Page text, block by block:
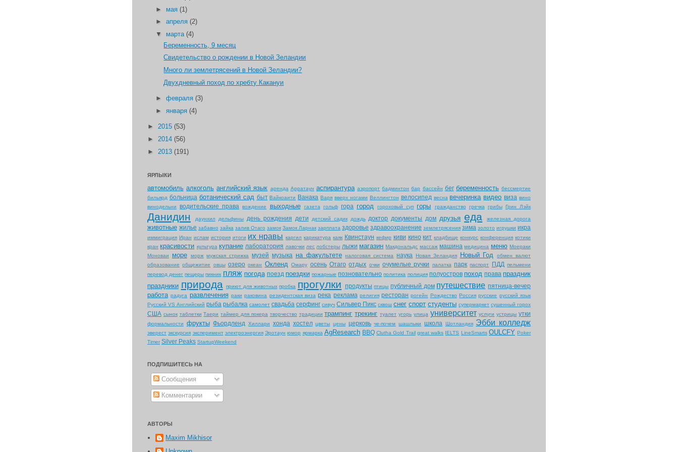
► мая (1)
► апреля (2)
▼ марта (4)
Беременность, 9 месяц
Свидетельство о рождении в Новой Зеландии
Много ли землетрясений в Новой Зеландии?
Двухдневный поход по хребту Какануи
► февраля (3)
► января (4)
► 2015 (53)
► 2014 (56)
► 2013 (191)
ЯРЛЫКИ
автомобиль алкоголь английский язык аренда Арратаун аспирантура аэропорт бадминтон бар бассейн бег беременность бессмертие
бильярд больница ботанический сад быт Вайкоаити Ванака Варя вверх ногами Веллингтон велосипед весна вечеринка видео виза вино
винодельни
водительские права вождение выходные газета гольф гора город гороховый суп горы гражданство гречка грибы Грин Лэйк
Данидин даунхил дельфины день рождения дети детский садик дождь доктор документы дом друзья еда железная дорога
животные жилье забавно зайка залив Отаго замок Замок Ларнак зарплата здоровье здравоохранение землетрясения зима золото игрушки икра
иммиграция Иран ислам история итоги их нравы каргил карикатура каяк Квинстаун кефир киви кино кит кладбище конкурс конференция котики
кран красивости культура купание лаборатория лавочки лес лобстеры лыжи магазин Макдональдс массаж машина медицина меню Моераки
Моноваи
море морж мужская стрижка музей музыка на факультете налоговая система наука Новая Зеландия Новый Год
обмен валют
образование общежитие овцы озеро океан Окленд Омару осень Отаго отдых очки очумелые ручки палатка парк паспорт ПДД пельмени
перевод денег пещеры пикник пляж погода поезд поездки пожарные позновательно политика полиция полуостров поход права праздник
праздники природа приют для животных пробка прогулки продукты птицы публичный дом путешествие пятница-вечер
работа радуга развлечения раки раковина резидентская виза река реклама религия ресторан рогейн Рождество Россия русские русский язык
Русский VS Английский рыба рыбалка самолет свадьба серфинг сивуч Сильвер Пикс сквош снег спорт студенты супермаркет сушенный горох
США сынок таблетки Таери таймер для покера творчество традиции трампинг трекинг туалет угорь улица университет услуги устрицы утки
формальности фрукты Фьордленд Хиллари хонда хостел цветы цены церковь че-почем шашлыки школа Шотландия Эбби колледж
эверест экскурсия эксперимент электроэнергия Эротаун юмор ярмарка AgResearch BBQ Clutha Gold Trail great walks IELTS LineSmarts OULCFY Poker
Timer Silver Peaks StartupWeekend
ПОДПИШИТЕСЬ НА
Сообщения
Комментарии
АВТОРЫ
Maxim Mikhisor